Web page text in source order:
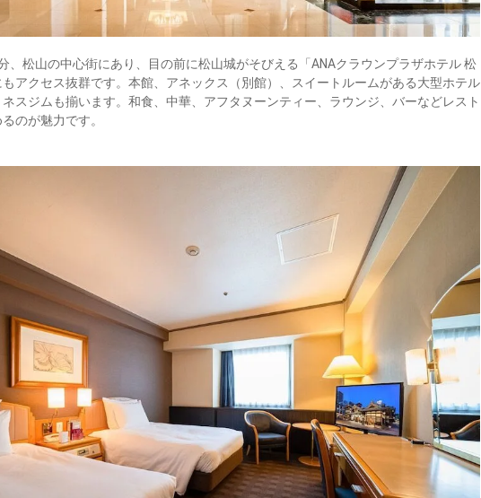
、松山の中心街にあり、目の前に松山城がそびえる「ANAクラウンプラザホテル 松
アクセス抜群です。本館、アネックス（別館）、スイートルームがある大型ホテル
スジムも揃います。和食、中華、アフタヌーンティー、ラウンジ、バーなどレスト
のが魅力です。